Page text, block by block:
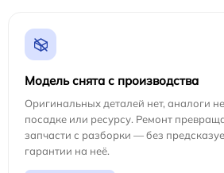
Модель снята с производства
Оригинальных деталей нет, аналоги
посадке или ресурсу. Ремонт
запчасти с разборки — без
гарантии на неё.